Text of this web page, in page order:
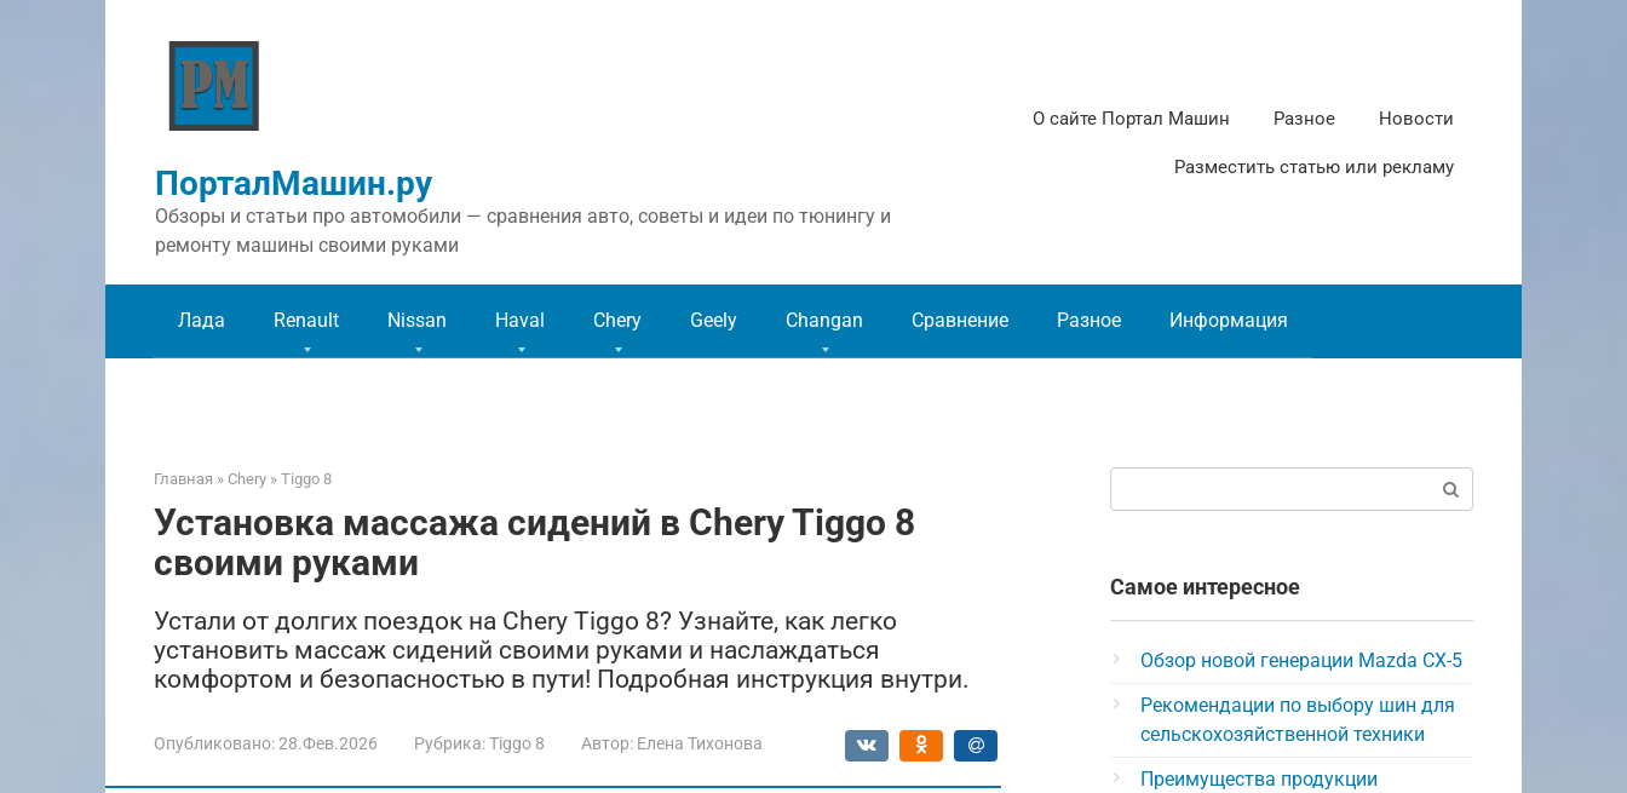
ПорталМашин.ру
Обзоры и статьи про автомобили — сравнения авто, советы и идеи по тюнингу и
ремонту машины своими руками
О сайте Портал Машин Разное Новости
Разместить статью или рекламу
Лада Renault Nissan Haval Chery Geely Changan Сравнение Разное Информация
Главная » Chery » Tiggo 8
Установка массажа сидений в Chery Tiggo 8
своими руками
Устали от долгих поездок на Chery Tiggo 8? Узнайте, как легко
установить массаж сидений своими руками и наслаждаться
комфортом и безопасностью в пути! Подробная инструкция внутри.
Опубликовано:28.Фев.2026 Рубрика:Tiggo 8 Автор: Елена Тихонова
Самое интересное
Обзор новой генерации Mazda CX-5
Рекомендации по выбору шин для
сельскохозяйственной техники
Преимущества продукции